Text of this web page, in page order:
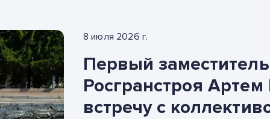
8 июля 2026 г.
Первый
Росгранстроя
встречу с